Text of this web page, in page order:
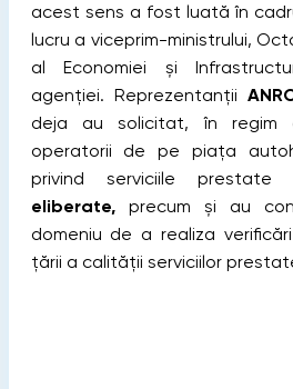
acest sens a fost luată în
lucru a viceprim-ministrului,
al Economiei și
agenţiei. Reprezentanții
deja au solicitat, în
operatorii de pe piața
privind serviciile prestate
eliberate,precum și au
domeniu de a realiza
țării a calității serviciilor